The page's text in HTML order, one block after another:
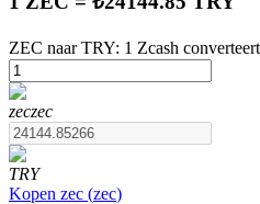
ZEC naar TRY: 1 Zcash
zeczec
TRY
Kopen zec (zec)